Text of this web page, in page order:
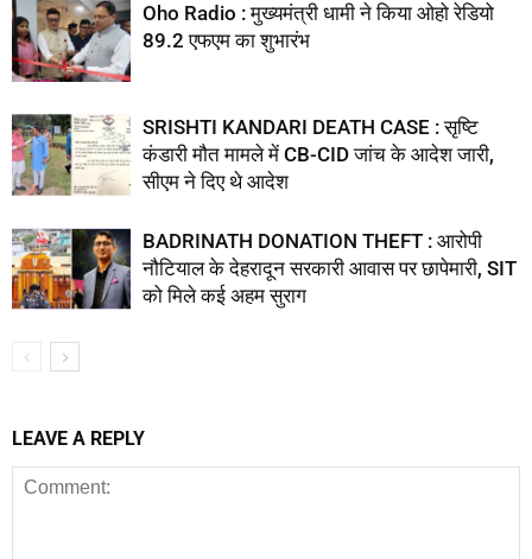
Oho Radio : मुख्यमंत्री धामी ने किया ओहो रेडियो
89.2 एफएम का शुभारंभ
SRISHTI KANDARI DEATH CASE : सृष्टि
कंडारी मौत मामले में CB-CID जांच के आदेश जारी,
सीएम ने दिए थे आदेश
BADRINATH DONATION THEFT : आरोपी
नौटियाल के देहरादून सरकारी आवास पर छापेमारी, SIT
को मिले कई अहम सुराग
LEAVE A REPLY